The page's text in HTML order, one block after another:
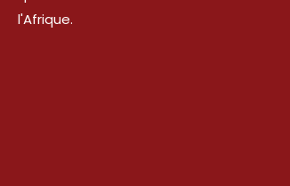
l'Afrique.